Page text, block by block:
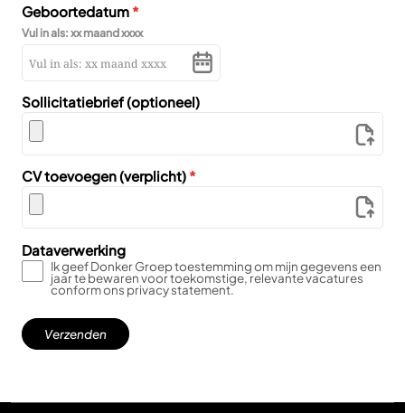
Geboortedatum *
Vul in als: xx maand xxxx
Sollicitatiebrief (optioneel)
CV toevoegen (verplicht) *
Dataverwerking
Ik geef Donker Groep toestemming om mijn gegevens een
jaar te bewaren voor toekomstige, relevante vacatures
conform ons privacy statement.